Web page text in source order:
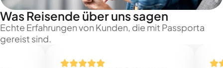
Was Reisende über uns sagen
Echte Erfahrungen von Kunden, die mit Passporta
gereist sind.